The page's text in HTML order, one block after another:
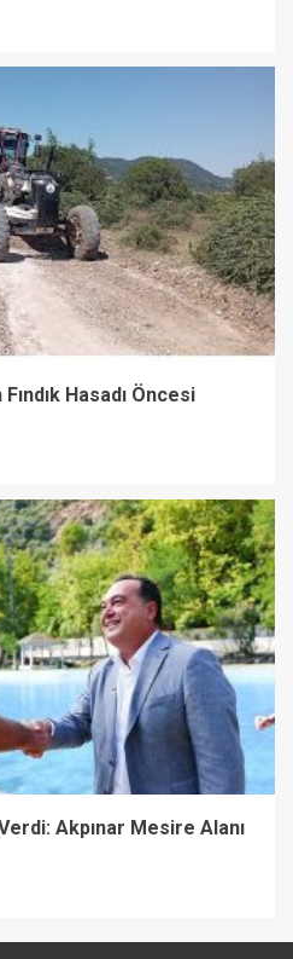
Hasadı Öncesi
Akpınar Mesire Alanı